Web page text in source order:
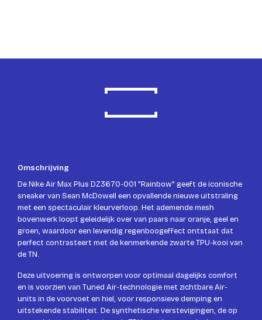
Omschrijving
De Nike Air Max Plus DZ3670-001 "Rainbow" geeft de iconische
sneaker van Sean McDowell een opvallende nieuwe uitstraling
met een spectaculair kleurverloop. Het ademende mesh
bovenwerk loopt geleidelijk over van paars naar oranje, geel en
groen, waardoor een levendig regenboogeffect ontstaat dat
perfect contrasteert met de kenmerkende zwarte TPU-kooi van
de TN.
Deze uitvoering is ontworpen voor optimaal dagelijks comfort
en is voorzien van Tuned Air-technologie met zichtbare Air-
units in de voorvoet en hiel, voor responsieve demping en
uitstekende stabiliteit. De synthetische verstevigingen, de op